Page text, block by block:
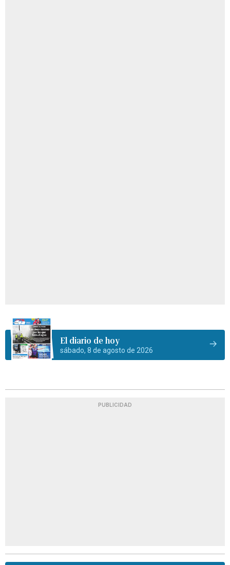
El diario de hoy
sábado, 8 de agosto de 2026
PUBLICIDAD